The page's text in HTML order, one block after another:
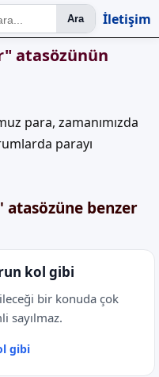
Ara İletişim
atasözünün
para, zamanımızda
parayı
benzer
kol gibi
bir konuda çok
sayılmaz.
gibi